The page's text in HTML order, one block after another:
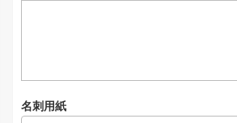
名刺用紙